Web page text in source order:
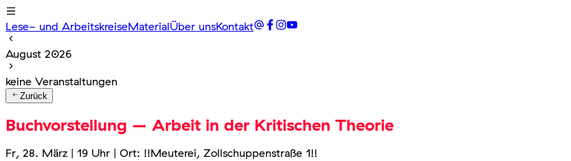
Lese- und ArbeitskreiseMaterialÜber unsKontakt
August 2026
keine Veranstaltungen
Zurück
Buchvorstellung – Arbeit in der Kritischen Theorie
Fr, 28. März | 19 Uhr | Ort: !!Meuterei, Zollschuppenstraße 1!!